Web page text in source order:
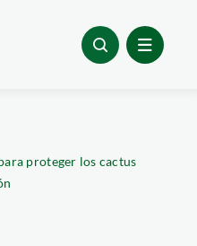
proteger los cactus